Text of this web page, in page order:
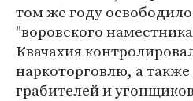
том же году
"воровского
Квачахия
наркоторговлю, а также
грабителей и